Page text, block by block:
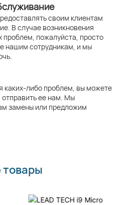
своим клиентам
В случае возникновения
проблем, пожалуйста, просто
нашим сотрудникам, и мы
каких-либо проблем, вы можете
отправить ее нам. Мы
замены или предложим